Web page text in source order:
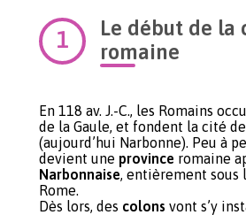
Le début de la
romaine
En 118 av. J.-C., les Romains
de la Gaule, et fondent la cité de
(aujourd’hui Narbonne). Peu à
devient une province romaine
Narbonnaise , entièrement
Rome.
Dès lors, des colons vont s’y